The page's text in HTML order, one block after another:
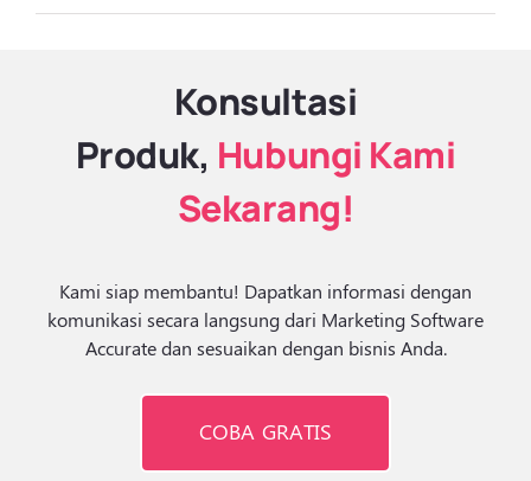
Konsultasi
Produk, Hubungi Kami
Sekarang!
Kami siap membantu! Dapatkan informasi dengan
komunikasi secara langsung dari Marketing Software
Accurate dan sesuaikan dengan bisnis Anda.
COBA GRATIS